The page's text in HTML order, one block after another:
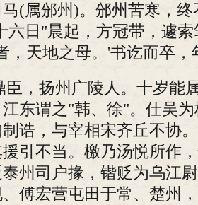
(属邠州)。邠州苦寒，
六日"晨起，方冠带，遽
，天地之母。'书讫而卒，
臣，扬州广陵人。十岁能
东谓之"韩、徐"。仕吴
诰，与宰相宋齐丘不协
引不当。檄乃汤悦所作
州司户掾，锴贬为乌江
傅宏营屯田于常、楚州